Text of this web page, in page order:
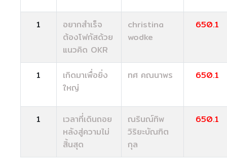
1
อยากสำเร็จ
ต้องโฟกัสด้วย
แนวคิด OKR
christina
wodke
650.1
1
เกิดมาเพื่อยิ่ง
ใหญ่
ทศ คณนาพร 650.1
1
เวลาที่เดินถอย
หลังสู่ความไม่
สิ้นสุด
ณรินณ์ทิพ
วิริยะบัณฑิต
กุล
650.1